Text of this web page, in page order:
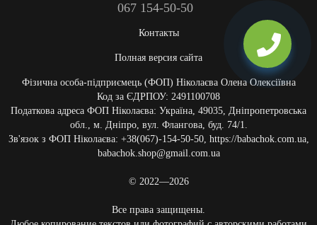
067 154-50-50
Контакты
Полная версия сайта
Фізична особа-підприємець (ФОП) Ніколаєва Олена Олексіївна
Код за ЄДРПОУ: 2491100708
Податкова адреса ФОП Ніколаєва: Україна, 49035, Дніпропетровська
обл., м. Дніпро, вул. Флангова, буд. 74/1.
Зв'язок з ФОП Ніколаєва: +38(067)-154-50-50, https://babachok.com.ua,
babachok.shop@gmail.com.ua
© 2022—2026
Все права защищены.